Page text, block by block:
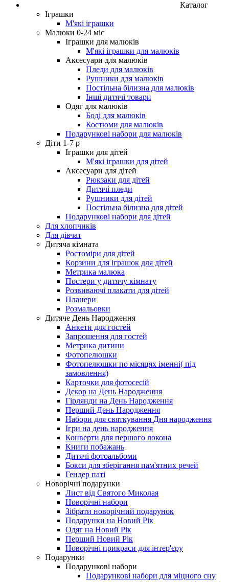
Каталог
Іграшки
М'які іграшки
Малюки 0-24 міс
Іграшки для малюків
М'які іграшки для малюків
Аксесуари для малюків
Пледи для малюків
Рушники для малюків
Постільна білизна для малюків
Інші дитячі товари
Одяг для малюків
Боді для малюків
Костюми для малюків
Подарункові набори для малюків
Діти 1-7 р
Іграшки для дітей
М'які іграшки для дітей
Аксесуари для дітей
Рюкзаки для дітей
Дитячі пледи
Рушники для дітей
Постільна білизна для дітей
Подарункові набори для дітей
Для хлопчиків
Для дівчат
Дитяча кімната
Ростоміри для дітей
Корзини для іграшок для дітей
Метрика малюка
Постери у дитячу кімнату
Розвиваючі плакати для дітей
Планери
Розмальовки
Дитяче День Народження
Анкети для гостей
Запрошення для гостей
Метрика дитини
Фотопелюшки
Фотопелюшки по місяцях іменні( під
замовлення)
Карточки для фотосесій
Декор на День Народження
Гірлянди на День Народження
Перший День Народження
Набори для святкування Дня народження
Ігри на день народження
Конверти для першого локона
Книги побажань
Дитячі фотоальбоми
Бокси для зберігання пам'ятних речей
Гендер паті
Новорічні подарунки
Лист від Cвятого Миколая
Новорічні набори
Зібрати новорічний подарунок
Подарунки на Новий Рік
Одяг на Новий Рік
Перший Новий Рік
Новорічні прикраси для інтер'єру
Подарунки
Подарункові набори
Подарункові набори для міцного сну